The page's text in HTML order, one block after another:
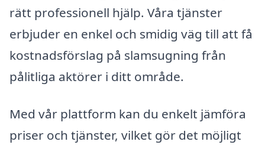
rätt professionell hjälp. Våra tjänster
erbjuder en enkel och smidig väg till att få
kostnadsförslag på slamsugning från
pålitliga aktörer i ditt område.
Med vår plattform kan du enkelt jämföra
priser och tjänster, vilket gör det möjligt